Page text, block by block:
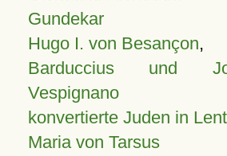
Gundekar
Hugo I. von Besançon,
Barduccius und
Vespignano
konvertierte Juden in
Maria von Tarsus